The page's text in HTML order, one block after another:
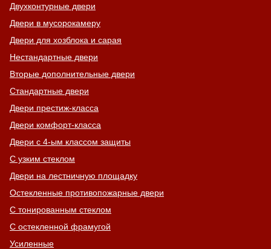
Двухконтурные двери
Двери в мусорокамеру
Двери для хозблока и сарая
Нестандартные двери
Вторые дополнительные двери
Стандартные двери
Двери престиж-класса
Двери комфорт-класса
Двери с 4-ым классом защиты
С узким стеклом
Двери на лестничную площадку
Остекленные противопожарные двери
С тонированным стеклом
С остекленной фрамугой
Усиленные